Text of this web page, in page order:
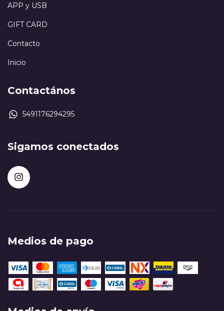
APP y USB
GIFT CARD
Contacto
Inicio
Contactános
5491176294295
Sigamos conectados
Medios de pago